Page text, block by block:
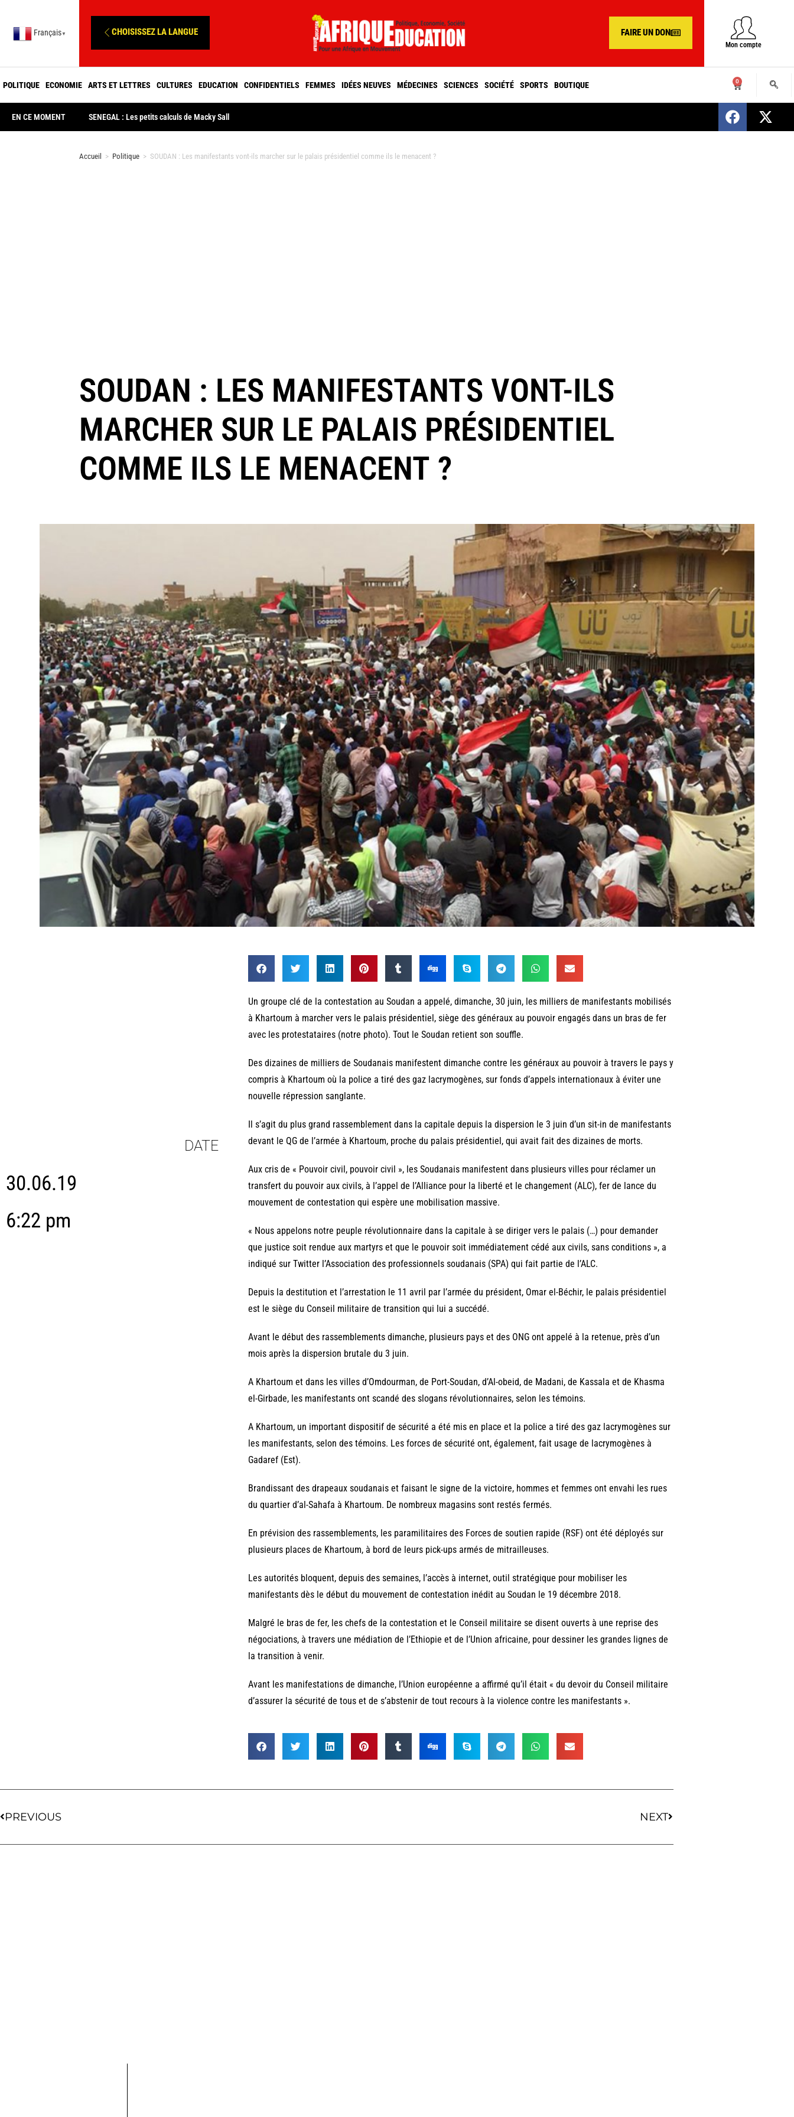
Français ▼ CHOISISSEZ LA LANGUE FAIRE UN DON
Mon compte
POLITIQUE ECONOMIE ARTS ET LETTRES CULTURES EDUCATION CONFIDENTIELS FEMMES IDÉES NEUVES MÉDECINES SCIENCES SOCIÉTÉ SPORTS BOUTIQUE 0
EN CE MOMENT SENEGAL : Les petits calculs de Macky Sall SENEGAL : Nomination d’un nouveau
Accueil > Politique > SOUDAN : Les manifestants vont-ils marcher sur le palais présidentiel comme ils le menacent ?
SOUDAN : LES MANIFESTANTS VONT-ILS
MARCHER SUR LE PALAIS PRÉSIDENTIEL
COMME ILS LE MENACENT ?
DATE
30.06.19
6:22 pm
Un groupe clé de la contestation au Soudan a appelé, dimanche, 30 juin, les milliers de manifestants mobilisés
à Khartoum à marcher vers le palais présidentiel, siège des généraux au pouvoir engagés dans un bras de fer
avec les protestataires (notre photo). Tout le Soudan retient son souffle.
Des dizaines de milliers de Soudanais manifestent dimanche contre les généraux au pouvoir à travers le pays y
compris à Khartoum où la police a tiré des gaz lacrymogènes, sur fonds d’appels internationaux à éviter une
nouvelle répression sanglante.
Il s’agit du plus grand rassemblement dans la capitale depuis la dispersion le 3 juin d’un sit-in de manifestants
devant le QG de l’armée à Khartoum, proche du palais présidentiel, qui avait fait des dizaines de morts.
Aux cris de « Pouvoir civil, pouvoir civil », les Soudanais manifestent dans plusieurs villes pour réclamer un
transfert du pouvoir aux civils, à l’appel de l’Alliance pour la liberté et le changement (ALC), fer de lance du
mouvement de contestation qui espère une mobilisation massive.
« Nous appelons notre peuple révolutionnaire dans la capitale à se diriger vers le palais (…) pour demander
que justice soit rendue aux martyrs et que le pouvoir soit immédiatement cédé aux civils, sans conditions », a
indiqué sur Twitter l’Association des professionnels soudanais (SPA) qui fait partie de l’ALC.
Depuis la destitution et l’arrestation le 11 avril par l’armée du président, Omar el-Béchir, le palais présidentiel
est le siège du Conseil militaire de transition qui lui a succédé.
Avant le début des rassemblements dimanche, plusieurs pays et des ONG ont appelé à la retenue, près d’un
mois après la dispersion brutale du 3 juin.
A Khartoum et dans les villes d’Omdourman, de Port-Soudan, d’Al-obeid, de Madani, de Kassala et de Khasma
el-Girbade, les manifestants ont scandé des slogans révolutionnaires, selon les témoins.
A Khartoum, un important dispositif de sécurité a été mis en place et la police a tiré des gaz lacrymogènes sur
les manifestants, selon des témoins. Les forces de sécurité ont, également, fait usage de lacrymogènes à
Gadaref (Est).
Brandissant des drapeaux soudanais et faisant le signe de la victoire, hommes et femmes ont envahi les rues
du quartier d’al-Sahafa à Khartoum. De nombreux magasins sont restés fermés.
En prévision des rassemblements, les paramilitaires des Forces de soutien rapide (RSF) ont été déployés sur
plusieurs places de Khartoum, à bord de leurs pick-ups armés de mitrailleuses.
Les autorités bloquent, depuis des semaines, l’accès à internet, outil stratégique pour mobiliser les
manifestants dès le début du mouvement de contestation inédit au Soudan le 19 décembre 2018.
Malgré le bras de fer, les chefs de la contestation et le Conseil militaire se disent ouverts à une reprise des
négociations, à travers une médiation de l’Ethiopie et de l’Union africaine, pour dessiner les grandes lignes de
la transition à venir.
Avant les manifestations de dimanche, l’Union européenne a affirmé qu’il était « du devoir du Conseil militaire
d’assurer la sécurité de tous et de s’abstenir de tout recours à la violence contre les manifestants ».
PREVIOUS NEXT